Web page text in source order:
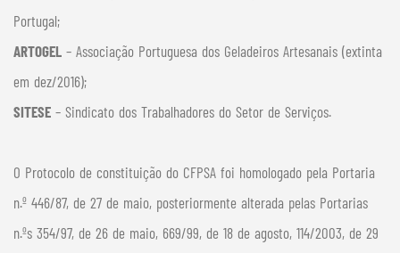
Portugal;
ARTOGEL – Associação Portuguesa dos Geladeiros Artesanais (extinta
em dez/2016);
SITESE – Sindicato dos Trabalhadores do Setor de Serviços.
O Protocolo de constituição do CFPSA foi homologado pela Portaria
n.º 446/87, de 27 de maio, posteriormente alterada pelas Portarias
n.ºs 354/97, de 26 de maio, 669/99, de 18 de agosto, 114/2003, de 29